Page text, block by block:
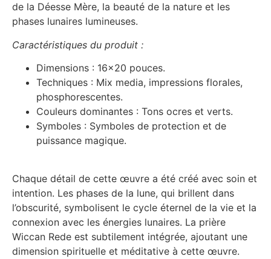
de la Déesse Mère, la beauté de la nature et les
phases lunaires lumineuses.
Caractéristiques du produit :
Dimensions : 16×20 pouces.
Techniques : Mix media, impressions florales,
phosphorescentes.
Couleurs dominantes : Tons ocres et verts.
Symboles : Symboles de protection et de
puissance magique.
Chaque détail de cette œuvre a été créé avec soin et
intention. Les phases de la lune, qui brillent dans
l’obscurité, symbolisent le cycle éternel de la vie et la
connexion avec les énergies lunaires. La prière
Wiccan Rede est subtilement intégrée, ajoutant une
dimension spirituelle et méditative à cette œuvre.